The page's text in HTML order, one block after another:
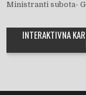
Ministranti subota-
INTERAKTIVNA